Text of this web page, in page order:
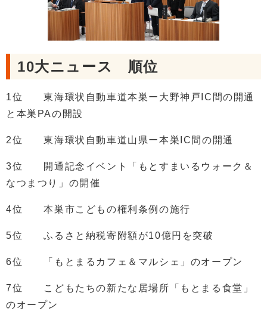
10大ニュース 順位
1位 東海環状自動車道本巣ー大野神戸IC間の開通
と本巣PAの開設
2位 東海環状自動車道山県ー本巣IC間の開通
3位 開通記念イベント「もとすまいるウォーク＆
なつまつり」の開催
4位 本巣市こどもの権利条例の施行
5位 ふるさと納税寄附額が10億円を突破
6位 「もとまるカフェ＆マルシェ」のオープン
7位 こどもたちの新たな居場所「もとまる食堂」
のオープン